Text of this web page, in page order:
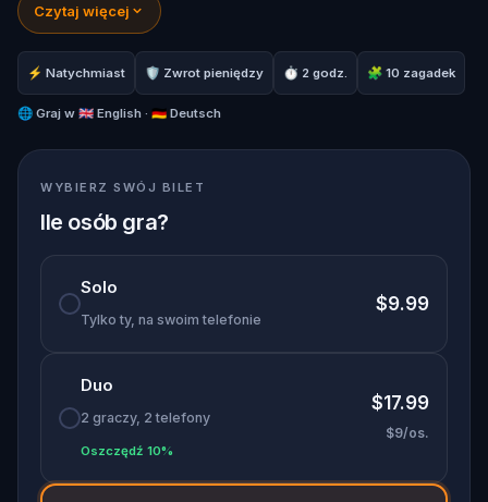
from the tourists eyes. Challenge yourself to
solve a thrilling murder case, experiencing a level
of realism that transcends any video game.
Bring home an unforgettable story from this
Czytaj więcej
⚡ Natychmiast 🛡 Zwrot pieniędzy ⏱ 2 godz. 🧩 10 zagadek
🌐 Graj w 🇬🇧 English · 🇩🇪 Deutsch
WYBIERZ SWÓJ BILET
Ile osób gra?
Solo
Tylko ty, na swoim telefonie
$9.99
Duo
2 graczy, 2 telefony
Oszczędź 10%
$17.99
$9/os.